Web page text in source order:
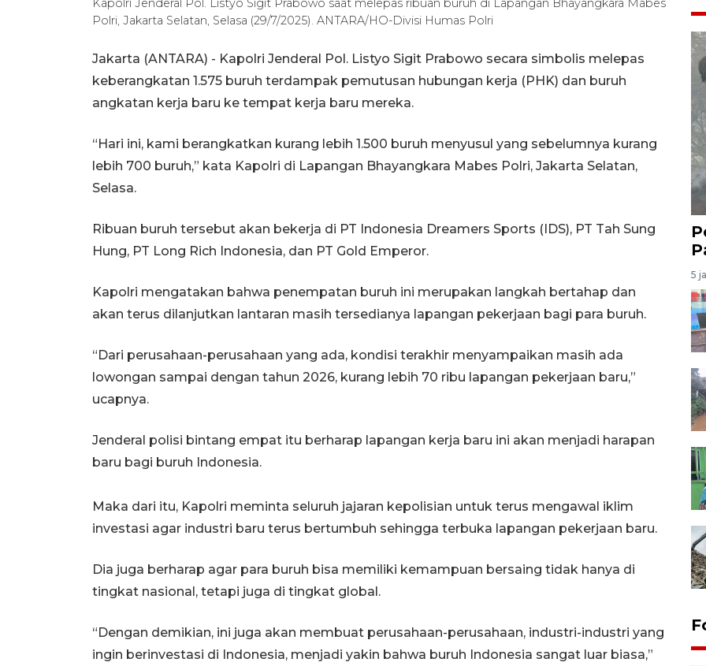
Kapolri Jenderal Pol. Listyo Sigit Prabowo saat melepas ribuan buruh di Lapangan Bhayangkara Mabes
Polri, Jakarta Selatan, Selasa (29/7/2025). ANTARA/HO-Divisi Humas Polri
Jakarta (ANTARA) - Kapolri Jenderal Pol. Listyo Sigit Prabowo secara simbolis melepas
keberangkatan 1.575 buruh terdampak pemutusan hubungan kerja (PHK) dan buruh
angkatan kerja baru ke tempat kerja baru mereka.
“Hari ini, kami berangkatkan kurang lebih 1.500 buruh menyusul yang sebelumnya kurang
lebih 700 buruh,” kata Kapolri di Lapangan Bhayangkara Mabes Polri, Jakarta Selatan,
Selasa.
Ribuan buruh tersebut akan bekerja di PT Indonesia Dreamers Sports (IDS), PT Tah Sung
Hung, PT Long Rich Indonesia, dan PT Gold Emperor.
Kapolri mengatakan bahwa penempatan buruh ini merupakan langkah bertahap dan
akan terus dilanjutkan lantaran masih tersedianya lapangan pekerjaan bagi para buruh.
“Dari perusahaan-perusahaan yang ada, kondisi terakhir menyampaikan masih ada
lowongan sampai dengan tahun 2026, kurang lebih 70 ribu lapangan pekerjaan baru,”
ucapnya.
Jenderal polisi bintang empat itu berharap lapangan kerja baru ini akan menjadi harapan
baru bagi buruh Indonesia.
Maka dari itu, Kapolri meminta seluruh jajaran kepolisian untuk terus mengawal iklim
investasi agar industri baru terus bertumbuh sehingga terbuka lapangan pekerjaan baru.
Dia juga berharap agar para buruh bisa memiliki kemampuan bersaing tidak hanya di
tingkat nasional, tetapi juga di tingkat global.
“Dengan demikian, ini juga akan membuat perusahaan-perusahaan, industri-industri yang
ingin berinvestasi di Indonesia, menjadi yakin bahwa buruh Indonesia sangat luar biasa,”
5